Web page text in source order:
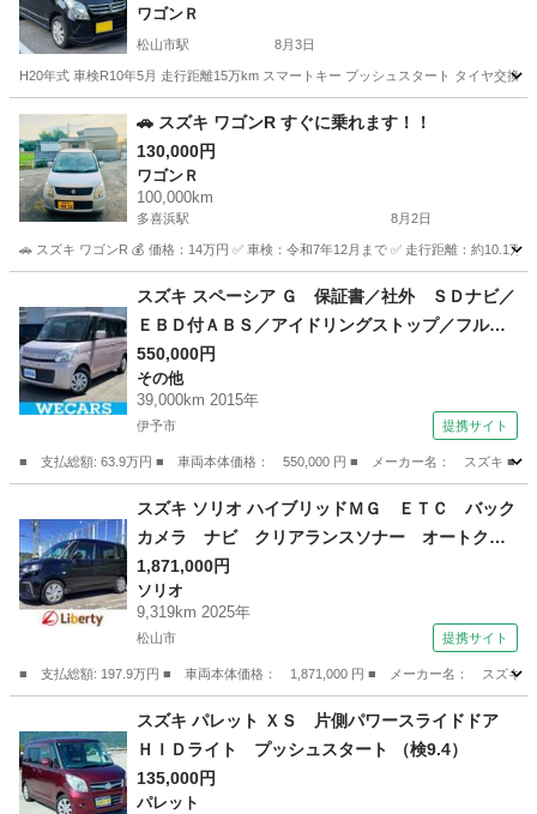
ワゴンＲ
松山市駅 8月3日
H20年式 車検R10年5月 走行距離15万km スマートキー プッシュスタート タイヤ交換
愛媛 松山市 松山市駅 ワゴンＲ
🚗 スズキ ワゴンR すぐに乗れます！！
130,000円
ワゴンＲ
100,000km
多喜浜駅 8月2日
🚗 スズキ ワゴンR 💰 価格：14万円 ✅ 車検：令和7年12月まで ✅ 走行距離：約10.1
多喜浜駅 ワゴンＲ ワゴンR
スズキ スペーシア Ｇ 保証書／社外 ＳＤナビ／
ＥＢＤ付ＡＢＳ／アイドリングストップ／フルセ
グＴＶ／パワーウインドウ／エンジンスタートボ
タン／キーレスエントリー／オートエアコン／パ
ワーステアリング／盗難防止システム （検10.2）
550,000円
その他
39,000km 2015年
伊予市 提携サイト
■ 支払総額: 63.9万円 ■ 車両本体価格： 550,000 円 ■ メーカー名： スズキ ■
その他
スズキ ソリオ ハイブリッドＭＧ ＥＴＣ バック
カメラ ナビ クリアランスソナー オートクル
ーズコントロール レーンアシスト 衝突被害軽
減システム 両側スライド・片側電動 オートラ
イト スマートキー アイドリングストップ （検
1,871,000円
ソリオ
9,319km 2025年
松山市 提携サイト
■ 支払総額: 197.9万円 ■ 車両本体価格： 1,871,000 円 ■ メーカー名： スズ
ソリオ
スズキ パレット ＸＳ 片側パワースライドドア
ＨＩＤライト プッシュスタート （検9.4）
135,000円
パレット